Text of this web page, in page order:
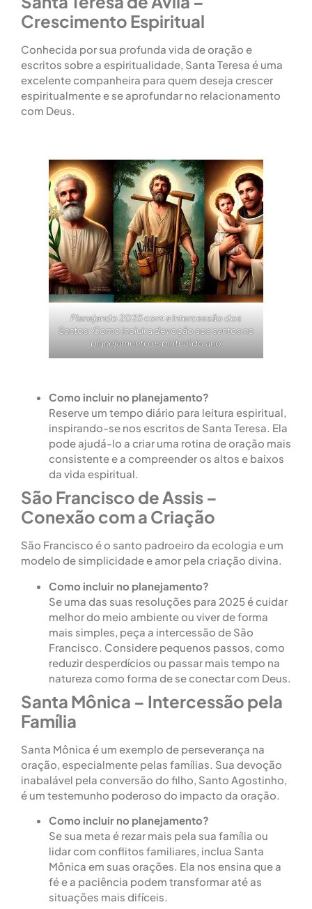
Crescimento Espiritual
Conhecida por sua profunda vida de oração e
escritos sobre a espiritualidade, Santa Teresa é uma
excelente companheira para quem deseja crescer
espiritualmente e se aprofundar no relacionamento
com Deus.
Planejando 2025 com a Intercessão dos
Santos: Como incluir a devoção aos santos no
planejamento espiritual do ano
Como incluir no planejamento?
Reserve um tempo diário para leitura espiritual,
inspirando-se nos escritos de Santa Teresa. Ela
pode ajudá-lo a criar uma rotina de oração mais
consistente e a compreender os altos e baixos
da vida espiritual.
São Francisco de Assis –
Conexão com a Criação
São Francisco é o santo padroeiro da ecologia e um
modelo de simplicidade e amor pela criação divina.
Como incluir no planejamento?
Se uma das suas resoluções para 2025 é cuidar
melhor do meio ambiente ou viver de forma
mais simples, peça a intercessão de São
Francisco. Considere pequenos passos, como
reduzir desperdícios ou passar mais tempo na
natureza como forma de se conectar com Deus.
Santa Mônica – Intercessão pela
Família
Santa Mônica é um exemplo de perseverança na
oração, especialmente pelas famílias. Sua devoção
inabalável pela conversão do filho, Santo Agostinho,
é um testemunho poderoso do impacto da oração.
Como incluir no planejamento?
Se sua meta é rezar mais pela sua família ou
lidar com conflitos familiares, inclua Santa
Mônica em suas orações. Ela nos ensina que a
fé e a paciência podem transformar até as
situações mais difíceis.